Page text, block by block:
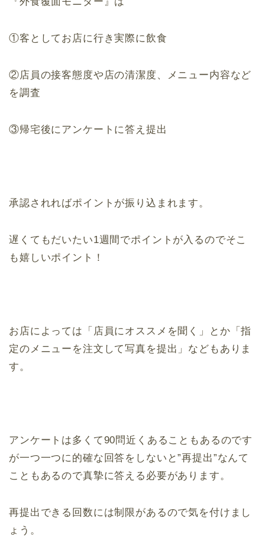
①客としてお店に行き実際に飲食
②店員の接客態度や店の清潔度、メニュー内容など
を調査
③帰宅後にアンケートに答え提出
承認されればポイントが振り込まれます。
遅くてもだいたい1週間でポイントが入るのでそこ
も嬉しいポイント！
お店によっては「店員にオススメを聞く」とか「指
定のメニューを注文して写真を提出」などもありま
す。
アンケートは多くて90問近くあることもあるのです
が一つ一つに的確な回答をしないと”再提出”なんて
こともあるので真摯に答える必要があります。
再提出できる回数には制限があるので気を付けまし
ょう。